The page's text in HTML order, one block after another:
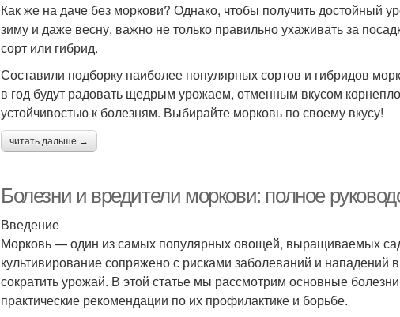
Как же на даче без моркови? Однако, чтобы получить достойный
зиму и даже весну, важно не только правильно ухаживать за
сорт или гибрид.
Составили подборку наиболее популярных сортов и гибридов
в год будут радовать щедрым урожаем, отменным вкусом
устойчивостью к болезням. Выбирайте морковь по своему вкусу!
читать дальше →
Болезни и вредители моркови: полное
Введение
Морковь — один из самых популярных овощей, выращиваемых
культивирование сопряжено с рисками заболеваний и нападений
сократить урожай. В этой статье мы рассмотрим основные
практические рекомендации по их профилактике и борьбе.